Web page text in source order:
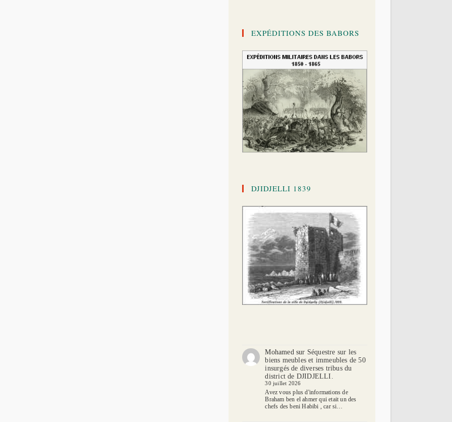
EXPÉDITIONS DES BABORS
DJIDJELLI 1839
Mohamed sur Séquestre sur les
biens meubles et immeubles de 50
insurgés de diverses tribus du
district de DJIDJELLI.
30 juillet 2026
Avez vous plus d'informations de
Braham ben el ahmer qui etait un des
chefs des beni Habibi , car si…